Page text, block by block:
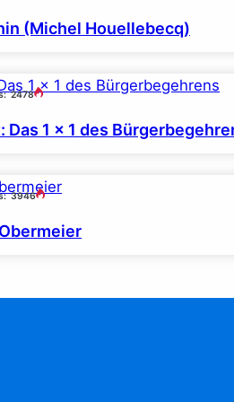
(Michel Houellebecq)
2478
1 x 1 des
3946